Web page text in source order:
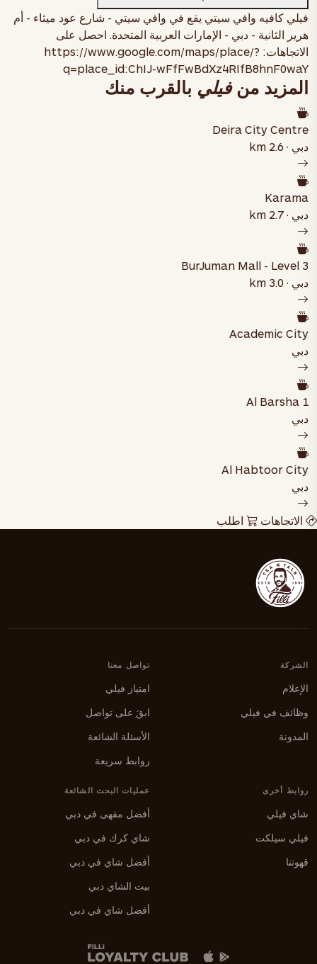
فيلي كافيه وافي سيتي يقع في وافي سيتي - شارع عود ميثاء - أم
هرير الثانية - دبي - الإمارات العربية المتحدة. احصل على
الاتجاهات: https://www.google.com/maps/place/?
q=place_id:ChIJ-wFfFwBdXz4RIfB8hnF0waY
المزيد منفيلي بالقرب منك
Deira City Centre
دبي · 2.6 km
Karama
دبي · 2.7 km
BurJuman Mall - Level 3
دبي · 3.0 km
Academic City
دبي
Al Barsha 1
دبي
Al Habtoor City
دبي
الاتجاهات اطلب
الشركة
الإعلام
وظائف في فيلي
المدونة
تواصل معنا
امتياز فيلي
ابقَ على تواصل
الأسئلة الشائعة
روابط سريعة
روابط أخرى
شاي فيلي
فيلي سيلكت
قهوتنا
عمليات البحث الشائعة
أفضل مقهى في دبي
شاي كرك في دبي
أفضل شاي في دبي
بيت الشاي دبي
أفضل شاي في دبي